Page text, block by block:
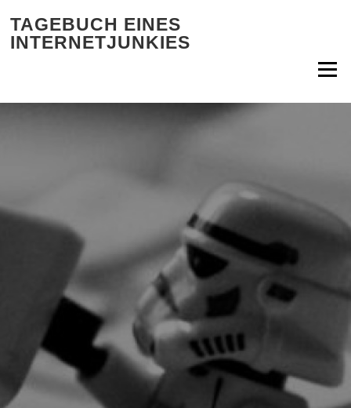
TAGEBUCH EINES
INTERNETJUNKIES
Menü